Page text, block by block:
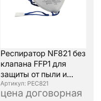
Респиратор NF821 без
клапана FFP1 для
защиты от пыли и
аэрозолей
: РЕС821
цена договорная